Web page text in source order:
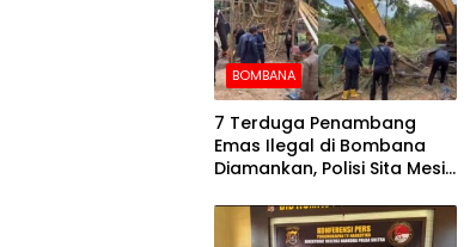
BOMBANA
7 Terduga Penambang
Emas Ilegal di Bombana
Diamankan, Polisi Sita Mesin